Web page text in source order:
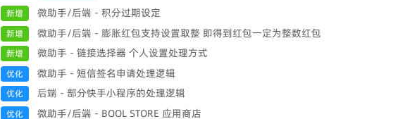
新增
微助手/后端 - 积分过期设定
新增 微助手/后端 - 膨胀红包支持设置取整 即得到红包一定为整数红包
新增 微助手 - 链接选择器 个人设置处理方式
优化 微助手 - 短信签名申请处理逻辑
优化 后端 - 部分快手小程序的处理逻辑
优化 微助手/后端 - BOOL STORE 应用商店